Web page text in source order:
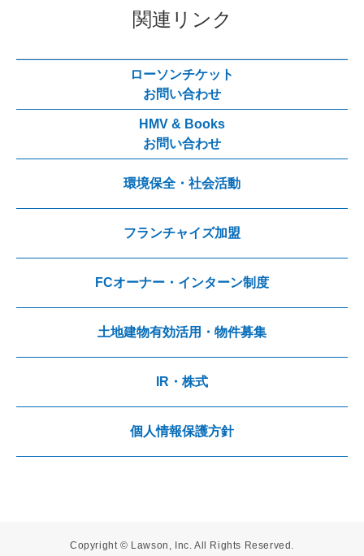
関連リンク
ローソンチケット
お問い合わせ
HMV & Books
お問い合わせ
環境保全・社会活動
フランチャイズ加盟
FCオーナー・インターン制度
土地建物有効活用・物件募集
IR・株式
個人情報保護方針
Copyright © Lawson, Inc. All Rights Reserved.